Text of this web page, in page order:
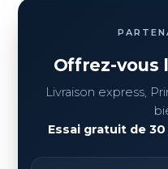
Offrez-vous
Livraison express,
Essai gratuit de